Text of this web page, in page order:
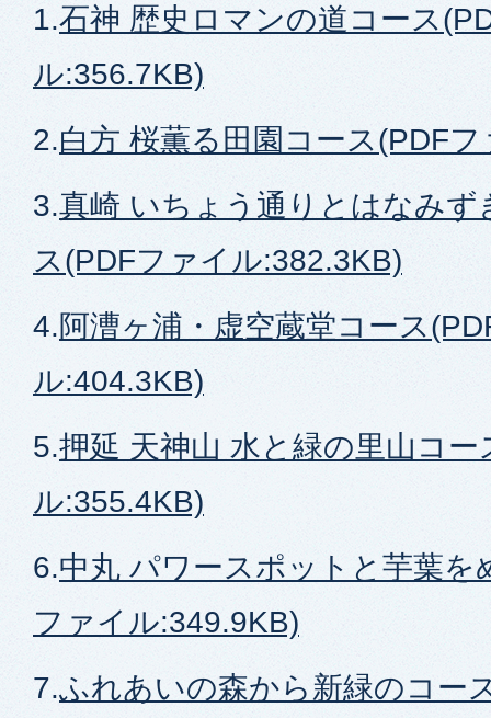
1.石神 歴史ロマンの道コース
ル:356.7KB)
2.白方 桜薫る田園コース(PDF
3.真崎 いちょう通りとはなみず
ス(PDFファイル:382.3KB)
4.阿漕ヶ浦・虚空蔵堂コース
ル:404.3KB)
5.押延 天神山 水と緑の里山コ
ル:355.4KB)
6.中丸 パワースポットと芋葉を
ファイル:349.9KB)
7.ふれあいの森から新緑のコー